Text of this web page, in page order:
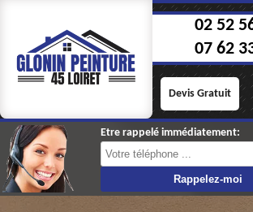
02 52
07 62
Devis Gratuit
Etre rappelé immédiatement: